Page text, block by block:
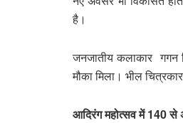
है।
जनजातीय कलाकार गगन
मौका मिला। भील
आदिरंग महोत्सव में 140 से